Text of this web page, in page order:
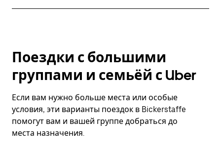
Поездки с большими
группами и семьёй с Uber
Если вам нужно больше места или особые
условия, эти варианты поездок в Bickerstaffe
помогут вам и вашей группе добраться до
места назначения.